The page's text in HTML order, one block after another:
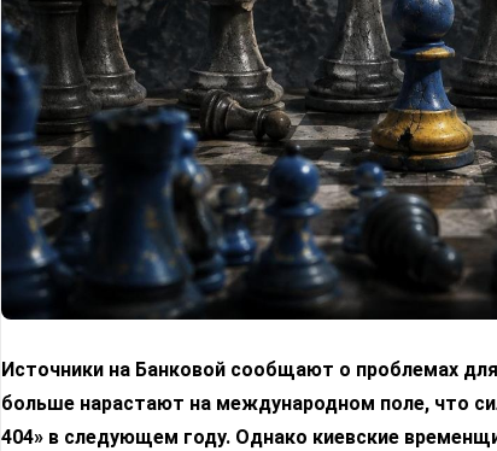
Источники на Банковой сообщают о проблемах
больше нарастают на международном поле, что
404» в следующем году. Однако киевские